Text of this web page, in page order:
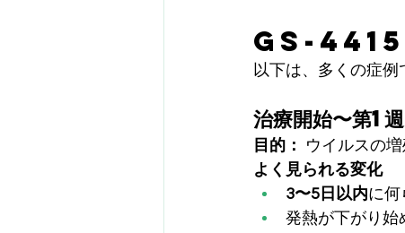
GS-
以下は、多くの症例
治療開始〜第1
目的：
ウイルスの
よく見られる変化
3〜5日以内に何
発熱が下がり始